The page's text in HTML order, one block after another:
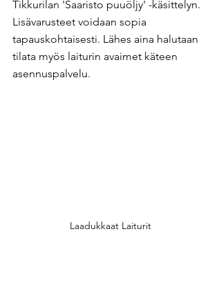
Tikkurilan 'Saaristo puuöljy' -käsittelyn.
Lisävarusteet voidaan sopia
tapauskohtaisesti. Lähes aina halutaan
tilata myös laiturin avaimet käteen
asennuspalvelu. ​
Laadukkaat Laiturit